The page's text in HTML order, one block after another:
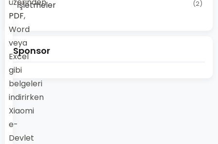
PDF,
Word
veya
Excel
gibi
belgeleri
indirirken
Xiaomi
e-
Devlet
İşletmeler (2)
Sponsor